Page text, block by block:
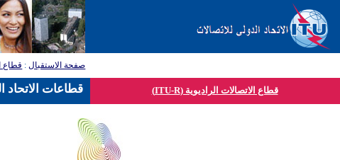
صفحة الاستقبال: قطاع
قطاع الاتصالات الراديوية (ITU-R) قطاعات الاتحاد